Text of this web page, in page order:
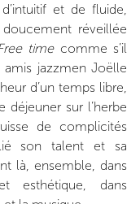
et de fluide,
réveillée
timecomme s’il
amis jazzmen Joëlle
d’un temps libre,
sur l’herbe
de complicités
son talent et sa
là, ensemble, dans
esthétique, dans